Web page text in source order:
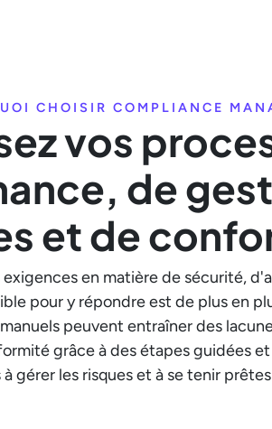
CHOISIR COMPLIANCE
vos
de
et de
en matière de sécurité,
pour y répondre est de plus en
peuvent entraîner des
grâce à des étapes guidées
à gérer les risques et à se tenir